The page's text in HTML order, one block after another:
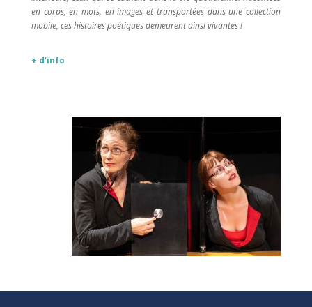
en corps, en mots, en images et transportées dans une collection
mobile, ces histoires poétiques demeurent ainsi vivantes !
+ d’info